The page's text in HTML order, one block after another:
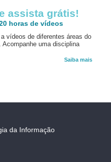
assista grátis!
horas de vídeos
vídeos de diferentes áreas do
Acompanhe uma disciplina
Saiba mais
da Informação